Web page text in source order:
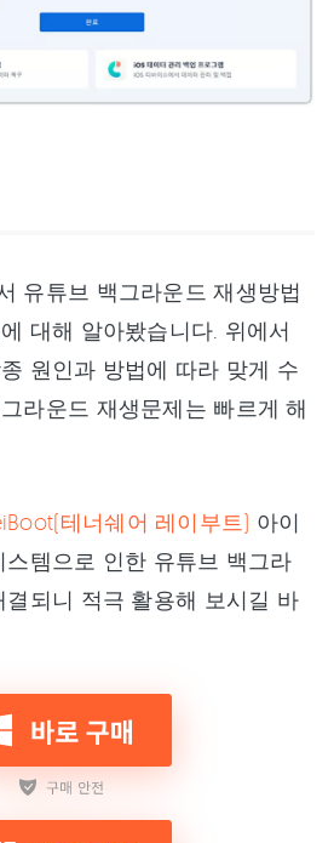
유튜브 백그라운드 재생방법
대해 알아봤습니다. 위에서
원인과 방법에 따라 맞게 수
라운드 재생문제는 빠르게 해
테너쉐어 레이부트) 아이
템으로 인한 유튜브 백그라
되니 적극 활용해 보시길 바